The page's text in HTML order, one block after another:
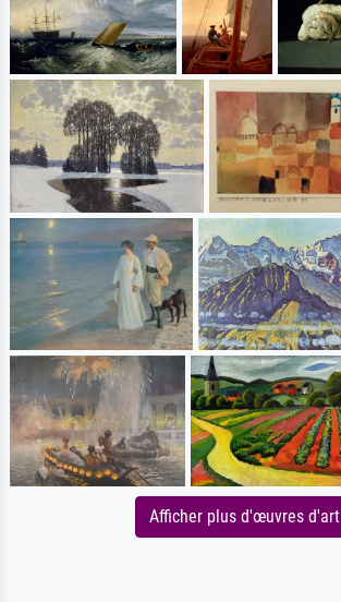
Afficher plus d'œuvres d'art